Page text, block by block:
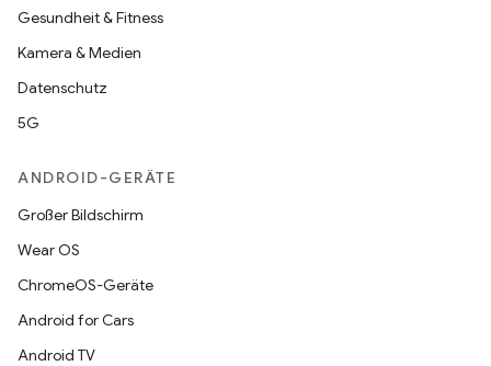
Gesundheit & Fitness
Kamera & Medien
Datenschutz
5G
ANDROID-GERÄTE
Großer Bildschirm
Wear OS
ChromeOS-Geräte
Android for Cars
Android TV